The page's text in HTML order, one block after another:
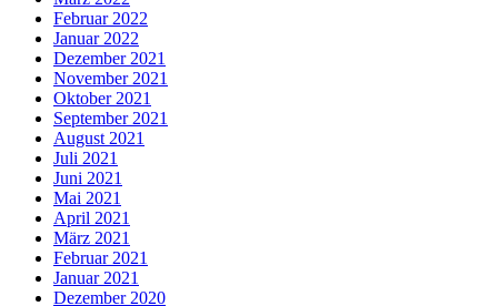
Februar 2022
Januar 2022
Dezember 2021
November 2021
Oktober 2021
September 2021
August 2021
Juli 2021
Juni 2021
Mai 2021
April 2021
März 2021
Februar 2021
Januar 2021
Dezember 2020